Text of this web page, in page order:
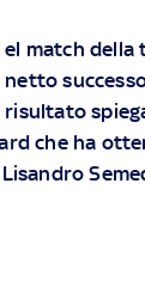
el match della
netto
risultato
che ha